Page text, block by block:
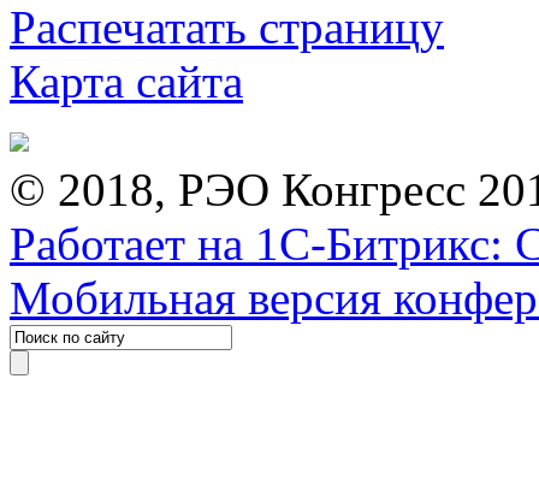
Распечатать страницу
Карта сайта
© 2018, РЭО Конгресс
Работает на 1С-Битрикс:
Мобильная версия